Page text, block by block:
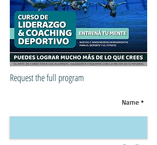
Request the full program
Name *